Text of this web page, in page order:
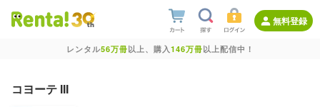
無料登録
レンタル56万冊以上、購入146万冊以上配信中！
コヨーテ III